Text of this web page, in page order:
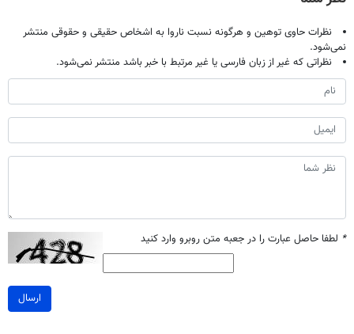
نظرات حاوی توهین و هرگونه نسبت ناروا به اشخاص حقیقی و حقوقی منتشر
نمی‌شود.
نظراتی که غیر از زبان فارسی یا غیر مرتبط با خبر باشد منتشر نمی‌شود.
* لطفا حاصل عبارت را در جعبه متن روبرو وارد کنید
ارسال